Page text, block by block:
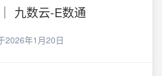
九数云-E数通
2026年1月20日